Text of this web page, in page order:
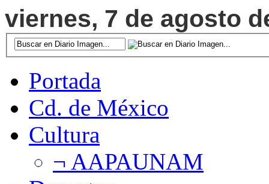
viernes, 7 de agosto
Portada
Cd. de México
Cultura
¬ AAPAUNAM